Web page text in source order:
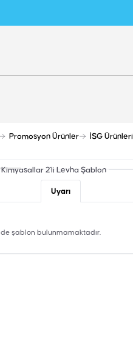
Promosyon Ürünler İSG Ürünleri
2'li Levha Şablon
Uyarı
şablon bulunmamaktadır.